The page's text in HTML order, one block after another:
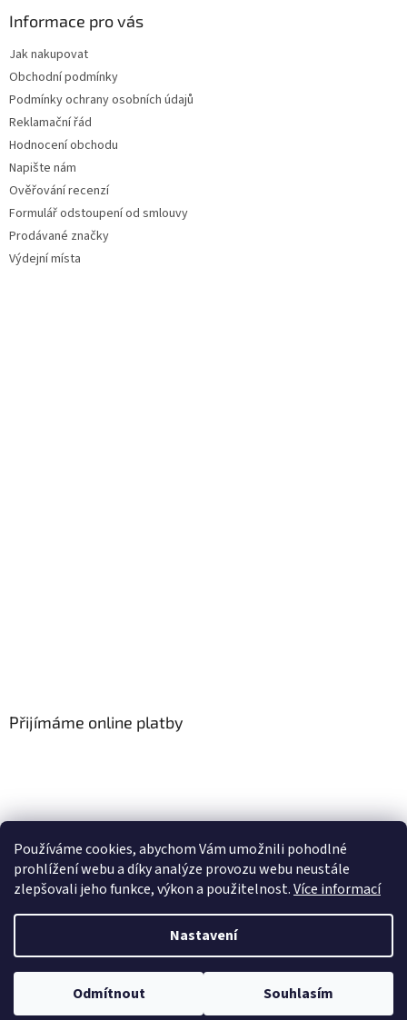
Používáme cookies, abychom Vám umožnili pohodlné
prohlížení webu a díky analýze provozu webu neustále
zlepšovali jeho funkce, výkon a použitelnost.Více informací
Nastavení
Odmítnout Souhlasím
Informace pro vás
Jak nakupovat
Obchodní podmínky
Podmínky ochrany osobních údajů
Reklamační řád
Hodnocení obchodu
Napište nám
Ověřování recenzí
Formulář odstoupení od smlouvy
Prodávané značky
Výdejní místa
Přijímáme online platby
Vytvořil Shoptet